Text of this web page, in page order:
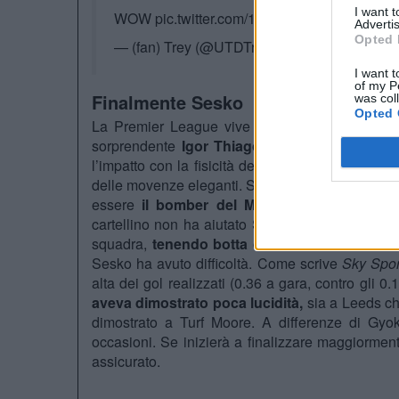
I want
Opted
I want
of my
was
Opted
WOW pic.twitter.com/1KvL8r9ohu
— (fan) Trey (@UTDTrey)
January 7, 2026
Finalmente Sesko
La Premier League vive un momento di
sorprendente Igor Thiago
, non ci sono
l’impatto con la fisicità del calcio inglese,
delle movenze eleganti. Sesko però fino alla
essere il bomber del Manchester United
cartellino non ha aiutato Sesko. Nel gioco
squadra, tenendo botta con i centrali
Sesko ha avuto difficoltà. Come scrive Sky
alta dei gol realizzati (0.36 a gara, contro gli
aveva dimostrato poca lucidità, sia a Leeds
dimostrato a Turf Moore. A differenze di
occasioni. Se inizierà a finalizzare
assicurato.